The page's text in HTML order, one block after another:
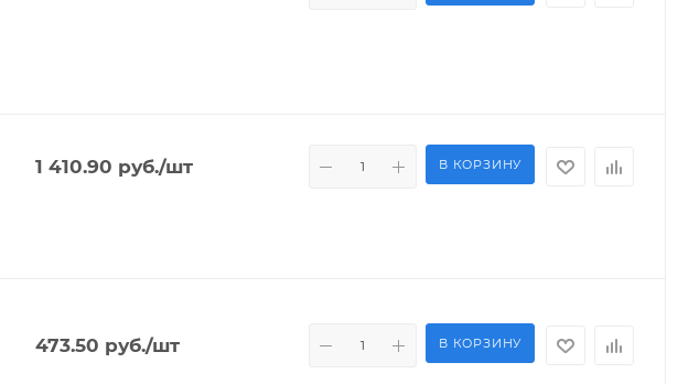
1 410.90 руб./шт В КОРЗИНУ
473.50 руб./шт В КОРЗИНУ